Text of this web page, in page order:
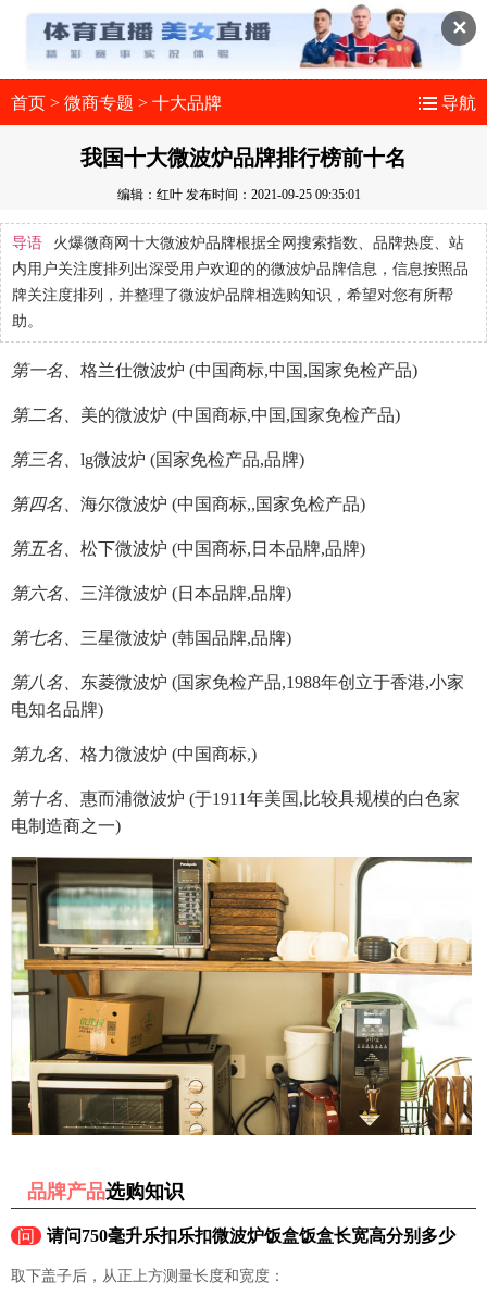
✕
首页 > 微商专题 > 十大品牌 导航
我国十大微波炉品牌排行榜前十名
编辑：红叶 发布时间：2021-09-25 09:35:01
导语
火爆微商网十大微波炉品牌根据全网搜索指数、品牌热度、站
内用户关注度排列出深受用户欢迎的的微波炉品牌信息，信息按照品
牌关注度排列，并整理了微波炉品牌相选购知识，希望对您有所帮
助。
第一名、 格兰仕微波炉 (中国商标,中国,国家免检产品)
第二名、 美的微波炉 (中国商标,中国,国家免检产品)
第三名、 lg微波炉 (国家免检产品,品牌)
第四名、 海尔微波炉 (中国商标,,国家免检产品)
第五名、 松下微波炉 (中国商标,日本品牌,品牌)
第六名、 三洋微波炉 (日本品牌,品牌)
第七名、 三星微波炉 (韩国品牌,品牌)
第八名、 东菱微波炉 (国家免检产品,1988年创立于香港,小家
电知名品牌)
第九名、 格力微波炉 (中国商标,)
第十名、 惠而浦微波炉 (于1911年美国,比较具规模的白色家
电制造商之一)
品牌产品选购知识
问 请问750毫升乐扣乐扣微波炉饭盒饭盒长宽高分别多少
取下盖子后，从正上方测量长度和宽度：